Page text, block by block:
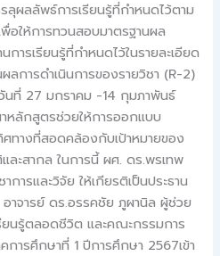
ลุผลลัพธ์การเรียนรู้ที่กำหนดไว้ตาม
อให้การทวนสอบมาตรฐานผล
ารเรียนรู้ที่กำหนดไว้ในรายละเอียด
ลการดำเนินการของรายวิชา (R-2)
นที่ 27 มกราคม -14 กุมภาพันธ์
ลักสูตรช่วยให้การออกแบบ
ศทางที่สอดคล้องกับเป้าหมายของ
ละสากล ในการนี้ ผศ. ดร.พรเทพ
รและวิจัย ให้เกียรติเป็นประธาน
าจารย์ ดร.อรรคชัย ภูผานิล ผู้ช่วย
นรู้ตลอดชีวิต และคณะกรรมการ
ารศึกษาที่ 1 ปีการศึกษา 2567เข้า